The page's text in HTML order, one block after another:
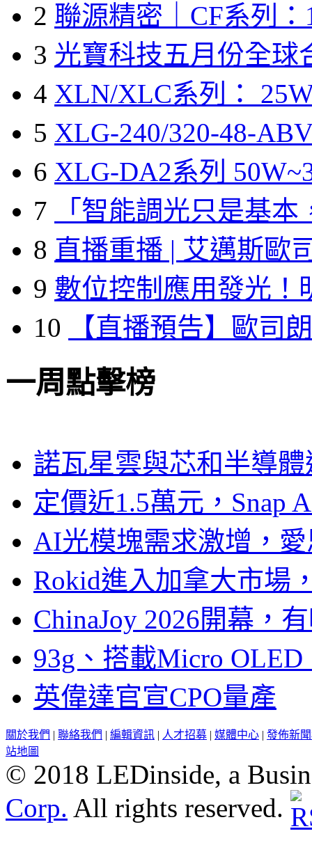
2 聯源精密｜CF系列：
3 光寶科技五月份全球
4 XLN/XLC系列：
5 XLG-240/320-48-
6 XLG-DA2系列
7
「智能調光只是基本
8 直播重播 | 艾邁斯歐
9 數位控制應用發光！
10
【直播預告】歐司
一周點擊榜
諾瓦星雲與芯和半導
定價近1.5萬元，Snap
AI光模塊需求激增，
Rokid進入加拿大市場
ChinaJoy 2026開幕，
93g、搭載Micro
英偉達官宣CPO量產
關於我們 | 聯絡我們 | 編輯資訊 | 人才招募 | 媒體中心 | 發佈新
站地圖
© 2018 LEDinside, a
Corp. All rights reserved.